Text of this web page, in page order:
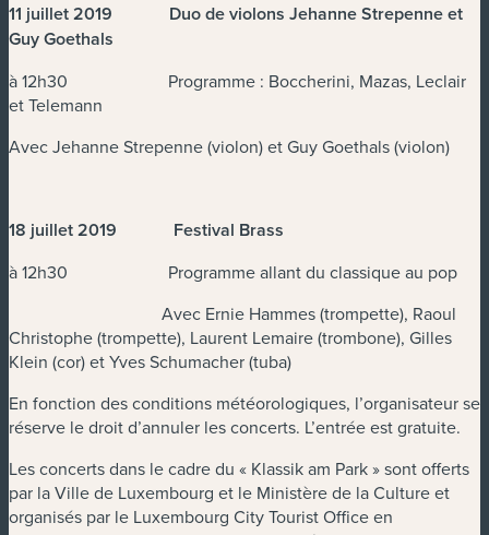
11 juillet 2019 Duo de violons Jehanne Strepenne et
Guy Goethals
à 12h30 Programme : Boccherini, Mazas, Leclair
et Telemann
Avec Jehanne Strepenne (violon) et Guy Goethals (violon)
18 juillet 2019 Festival Brass
à 12h30 Programme allant du classique au pop
Avec Ernie Hammes (trompette), Raoul
Christophe (trompette), Laurent Lemaire (trombone), Gilles
Klein (cor) et Yves Schumacher (tuba)
En fonction des conditions météorologiques, l’organisateur se
réserve le droit d’annuler les concerts. L’entrée est gratuite.
Les concerts dans le cadre du « Klassik am Park » sont offerts
par la Ville de Luxembourg et le Ministère de la Culture et
organisés par le Luxembourg City Tourist Office en